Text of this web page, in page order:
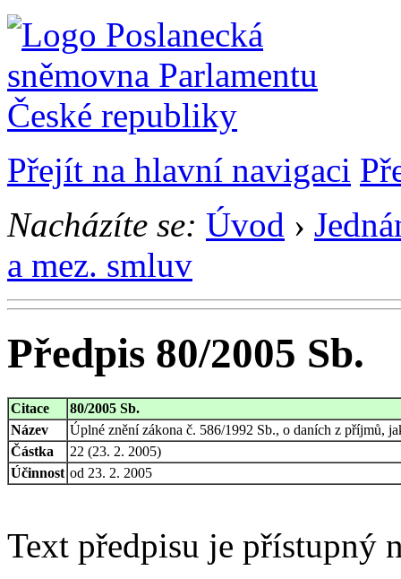
Přejít na hlavní navigaci
Nacházíte se: Úvod ›
a mez. smluv
Předpis 80/2005 Sb.
Citace
80/2005 Sb.
Název
Úplné znění zákona č. 586/1992 Sb., o daních z příjmů,
Částka
22 (23. 2. 2005)
Účinnost od 23. 2. 2005
Text předpisu je přístupný